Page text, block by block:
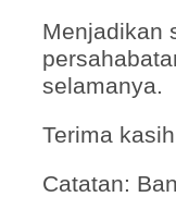
Menjadikan
selamanya.
Terima kasih
Catatan: